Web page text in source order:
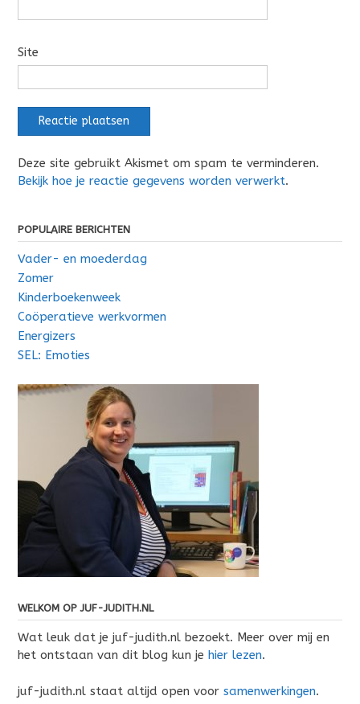
Site
Deze site gebruikt Akismet om spam te verminderen.
Bekijk hoe je reactie gegevens worden verwerkt.
POPULAIRE BERICHTEN
Vader- en moederdag
Zomer
Kinderboekenweek
Coöperatieve werkvormen
Energizers
SEL: Emoties
WELKOM OP JUF-JUDITH.NL
Wat leuk dat je juf-judith.nl bezoekt. Meer over mij en
het ontstaan van dit blog kun je hier lezen.
juf-judith.nl staat altijd open voor samenwerkingen.